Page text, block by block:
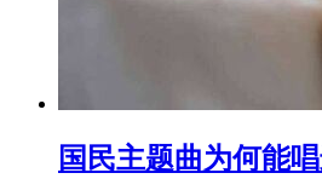
国民主题曲为何能